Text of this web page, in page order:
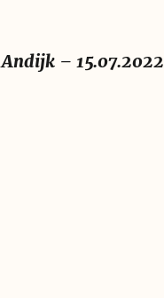
Andijk – 15.07.2022